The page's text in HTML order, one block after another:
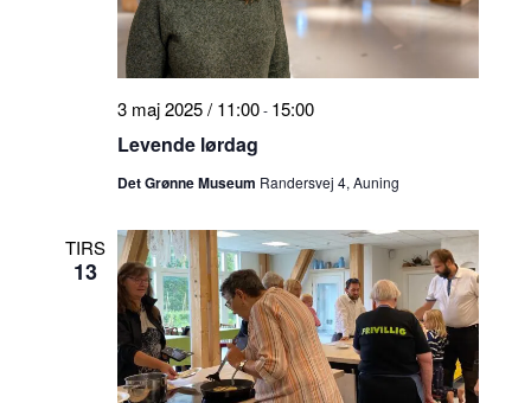
Levende lørdag
3 maj 2025 / 11:00- 15:00
Det Grønne Museum Randersvej 4, Auning
TIRS
13